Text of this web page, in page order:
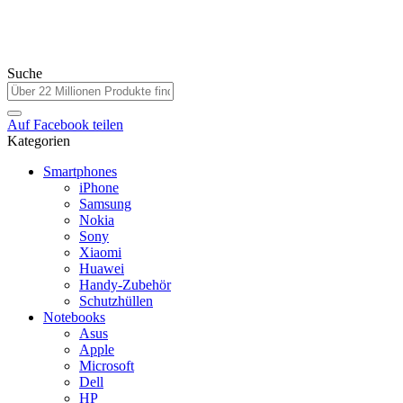
Suche
AufFacebook teilen
Kategorien
Smartphones
iPhone
Samsung
Nokia
Sony
Xiaomi
Huawei
Handy-Zubehör
Schutzhüllen
Notebooks
Asus
Apple
Microsoft
Dell
HP